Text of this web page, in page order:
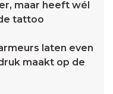
maar heeft wél
tattoo
laten even
maakt op de